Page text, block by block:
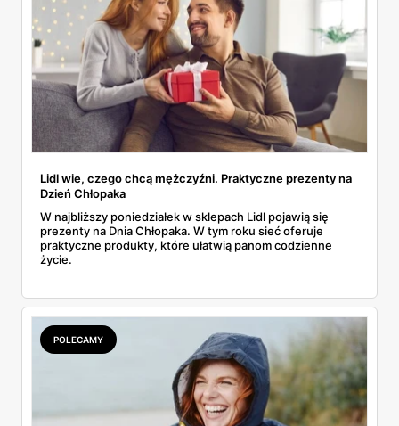
Lidl wie, czego chcą mężczyźni. Praktyczne prezenty na
Dzień Chłopaka
W najbliższy poniedziałek w sklepach Lidl pojawią się
prezenty na Dnia Chłopaka. W tym roku sieć oferuje
praktyczne produkty, które ułatwią panom codzienne
życie.
POLECAMY